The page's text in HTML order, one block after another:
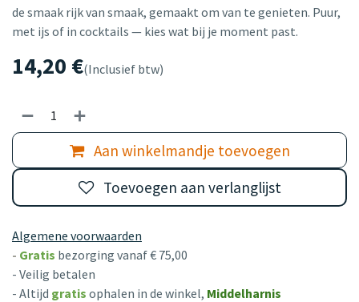
de smaak rijk van smaak, gemaakt om van te genieten. Puur,
met ijs of in cocktails — kies wat bij je moment past.
14,20 €(Inclusief btw)
Aan winkelmandje toevoegen
Toevoegen aan verlanglijst
Algemene voorwaarden
- Gratis bezorging vanaf € 75,00
- Veilig betalen
- Altijd gratis ophalen in de winkel, Middelharnis